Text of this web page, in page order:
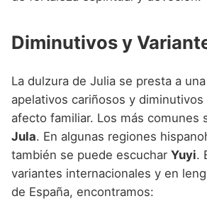
Diminutivos y
La dulzura de Julia se presta a
apelativos cariñosos y
afecto familiar. Los más comunes
Jula. En algunas regiones
también se puede escuchar Yuyi.
variantes internacionales y en
de España, encontramos: